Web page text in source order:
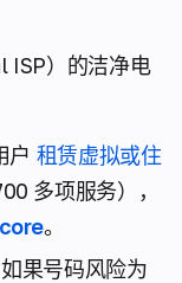
ISP）的洁净电
户 租赁虚拟或住
多项服务），
。
果号码风险为